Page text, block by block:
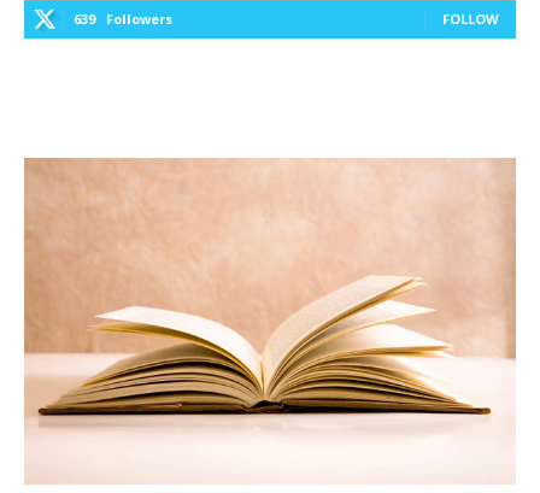
639 Followers FOLLOW